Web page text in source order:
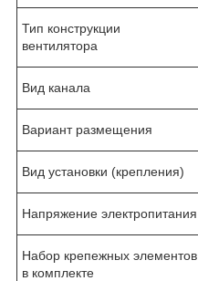
Тип конструкции
вентилятора
Вид канала
Вариант размещения
Вид установки (крепления)
Напряжение электропитания
Набор крепежных элементов
в комплекте